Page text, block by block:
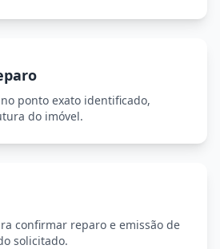
ponto exato identificado,
do imóvel.
confirmar reparo e emissão de
solicitado.